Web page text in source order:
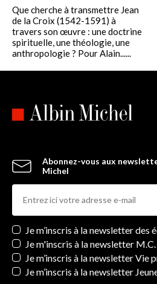
Que cherche à transmettre Jean
de la Croix (1542-1591) à
travers son œuvre : une doctrine
spirituelle, une théologie, une
anthropologie ? Pour Alain......
Abonnez-vous aux
Michel
Newsletters
Je m’inscris à la newsletter
Je m'inscris à la newsletter
Je m’inscris à la newsletter Vie
Je m’inscris à la newsletter